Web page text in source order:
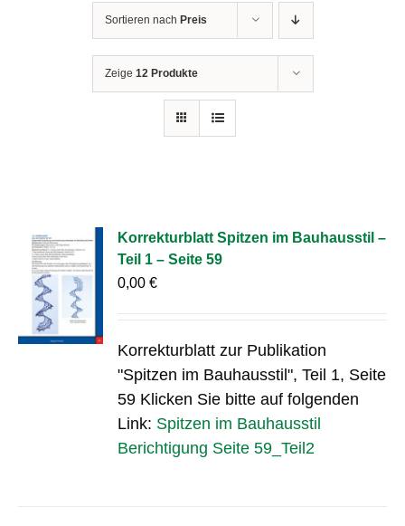
Sortieren nach Preis
Zeige 12 Produkte
Korrekturblatt Spitzen im Bauhausstil –
Teil 1 – Seite 59
0,00€
Korrekturblatt zur Publikation
"Spitzen im Bauhausstil", Teil 1, Seite
59 Klicken Sie bitte auf folgenden
Link: Spitzen im Bauhausstil
Berichtigung Seite 59_Teil2